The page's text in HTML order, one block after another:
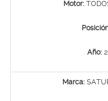
Motor:
Año:
Marca: